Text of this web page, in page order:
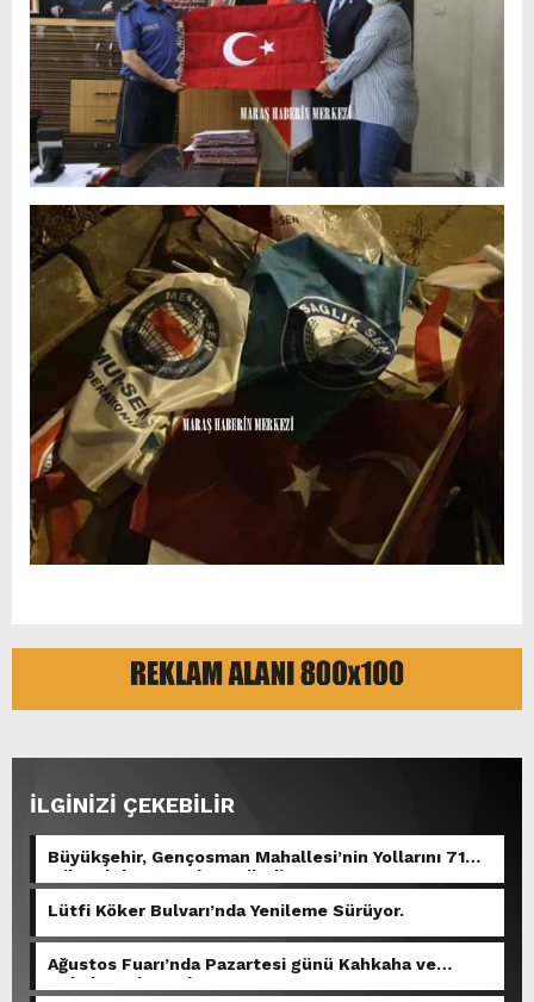
İLGİNİZİ ÇEKEBİLİR
Büyükşehir, Gençosman Mahallesi’nin Yollarını 71
Milyonluk Yatırımla Yeniledi.
Lütfi Köker Bulvarı’nda Yenileme Sürüyor.
Ağustos Fuarı’nda Pazartesi günü Kahkaha ve
Rekabet Bir Arada.